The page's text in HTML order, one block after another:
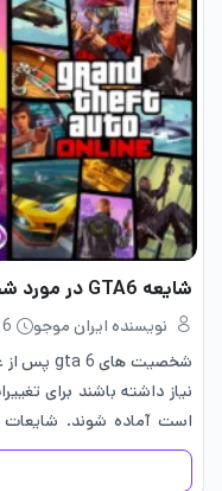
شایعه GTA6 در مورد شخصیت‌های GTA Onlone
نویسنده ایران موجو
16
نیاز داشته باشند برای
است آماده شوند.
نتوانند شخصیت…